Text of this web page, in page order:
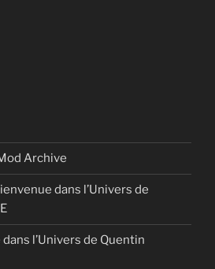
Archive
dans l’Univers de
l’Univers de Quentin